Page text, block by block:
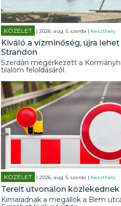
KÖZÉLET | 2026. aug. 5. szerda | Keszthely
Kiváló a vízminőség, újra
Strandon
Szerdán megérkezett a
tilalom feloldásáról.
KÖZÉLET | 2026. aug. 5. szerda | Keszthely
Terelt útvonalon
Kimaradnak a megállók a Bem